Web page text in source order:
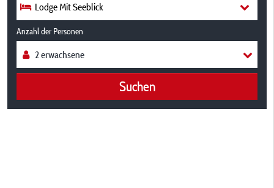
Lodge Mit Seeblick
Anzahl der Personen
Suchen